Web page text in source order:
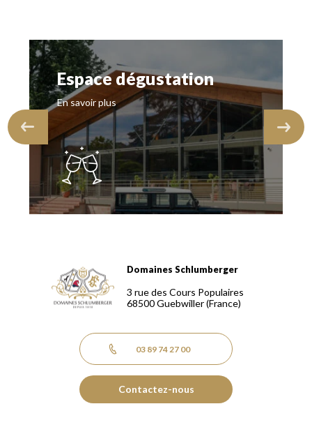
Espace dégustation
En savoir plus
Domaines Schlumberger Vignerons 100% récoltants
Domaines Schlumberger
3 rue des Cours Populaires
68500Guebwiller(France)
03 89 74 27 00
Contactez-nous